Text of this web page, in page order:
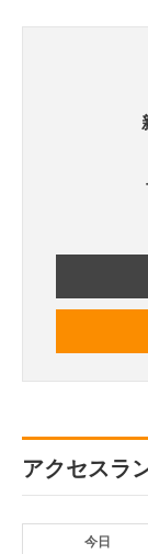
アクセスラ
今日